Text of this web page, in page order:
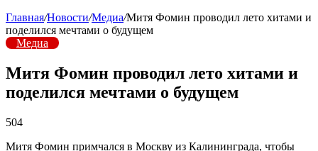
Главная/Новости/Медиа/Митя Фомин проводил лето хитами и
поделился мечтами о будущем
Медиа
Митя Фомин проводил лето хитами и
поделился мечтами о будущем
504
Митя Фомин примчался в Москву из Калининграда, чтобы